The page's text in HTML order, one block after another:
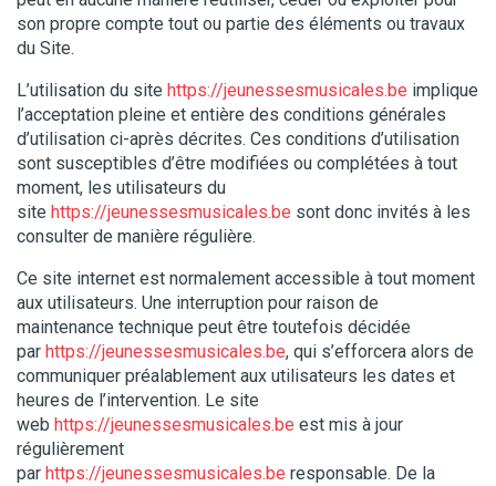
son propre compte tout ou partie des éléments ou travaux
du Site.
L’utilisation du site https://jeunessesmusicales.be implique
l’acceptation pleine et entière des conditions générales
d’utilisation ci-après décrites. Ces conditions d’utilisation
sont susceptibles d’être modifiées ou complétées à tout
moment, les utilisateurs du
site https://jeunessesmusicales.be sont donc invités à les
consulter de manière régulière.
Ce site internet est normalement accessible à tout moment
aux utilisateurs. Une interruption pour raison de
maintenance technique peut être toutefois décidée
par https://jeunessesmusicales.be, qui s’efforcera alors de
communiquer préalablement aux utilisateurs les dates et
heures de l’intervention. Le site
web https://jeunessesmusicales.be est mis à jour
régulièrement
par https://jeunessesmusicales.be responsable. De la